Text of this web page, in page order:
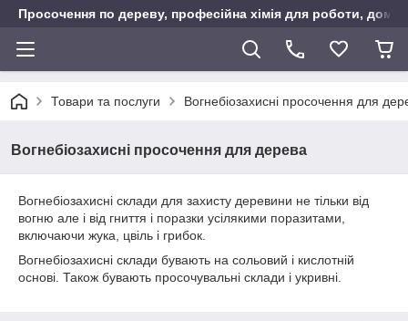
Просочення по дереву, професійна хімія для роботи,
Товари та послуги Вогнебіозахисні просочення для
Вогнебіозахисні просочення для дерева
Вогнебіозахисні склади для захисту деревини не тільки від
вогню але і від гниття і поразки усілякими поразитами,
включаючи жука, цвіль і грибок.
Вогнебіозахисні склади бувають на сольовий і кислотній
основі. Також бувають просочувальні склади і укривні.